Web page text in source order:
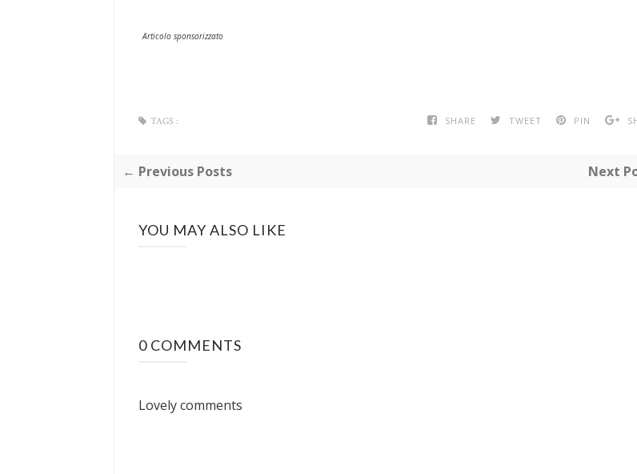
Articolo sponsorizzato
SHARE TWEET PIN
TAGS :
← Previous Posts Next
YOU MAY ALSO LIKE
0 COMMENTS
Lovely comments